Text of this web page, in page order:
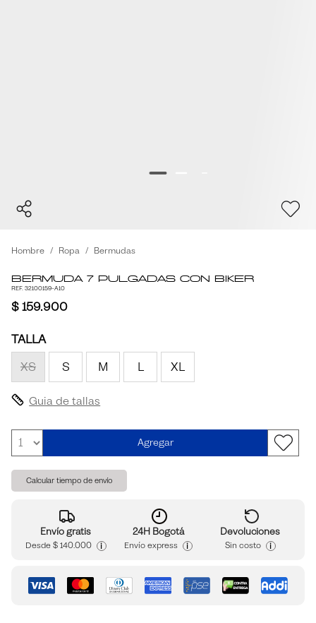
Hombre Ropa Bermudas
Bermuda 7 Pulgadas Con Biker
REF. 32100159-A10
$ 159.900
TALLA
XS
S M L XL
Guia de tallas
Agregar
Calcular tiempo de envío
Envío gratis
Desde$ 140.000 i
24H Bogotá
Envío express i
Devoluciones
Sin costo i